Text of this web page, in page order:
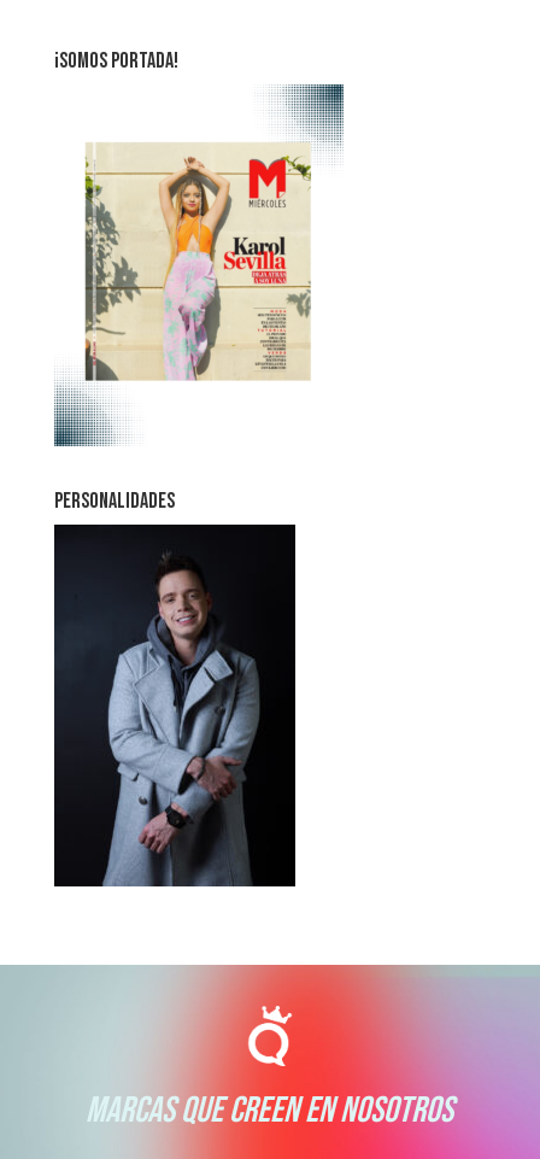
¡SOMOS PORTADA!
PERSONALIDADES
MARCAS QUE CREEN EN NOSOTROS